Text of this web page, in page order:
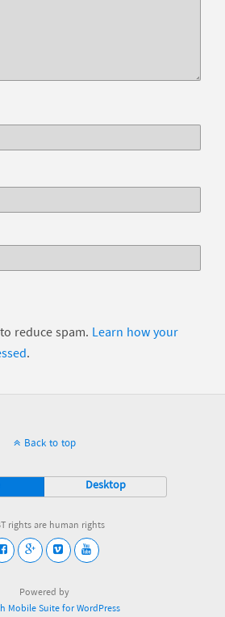
reduce spam. Learn how your
.
Back to top
Desktop
rights are human rights
Powered by
Mobile Suite for WordPress